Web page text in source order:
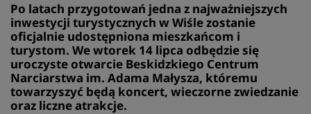
Po latach przygotowań jedna z najważniejszych
inwestycji turystycznych w Wiśle zostanie
oficjalnie udostępniona mieszkańcom i
turystom. We wtorek 14 lipca odbędzie się
uroczyste otwarcie Beskidzkiego Centrum
Narciarstwa im. Adama Małysza, któremu
towarzyszyć będą koncert, wieczorne zwiedzanie
oraz liczne atrakcje.